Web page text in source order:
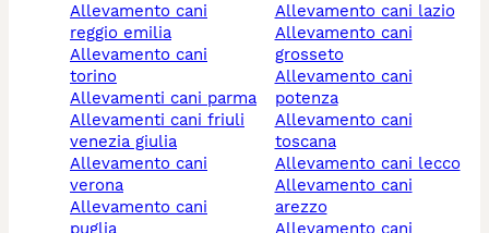
allevamento cani
reggio emilia
allevamento cani
torino
allevamenti cani parma
allevamenti cani friuli
venezia giulia
allevamento cani
verona
allevamento cani
puglia
allevamento cani lazio
allevamento cani
grosseto
allevamento cani
potenza
allevamento cani
toscana
allevamento cani lecco
allevamento cani
arezzo
allevamento cani